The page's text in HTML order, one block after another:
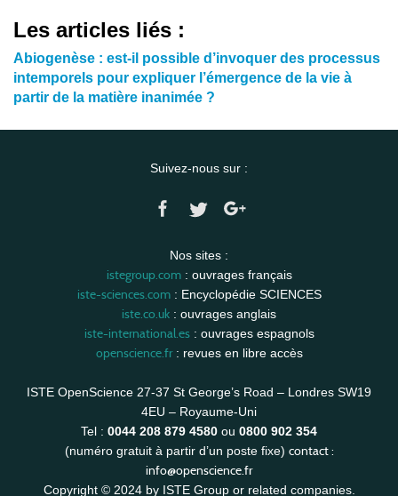
Les articles liés :
Abiogenèse : est-il possible d’invoquer des processus
intemporels pour expliquer l’émergence de la vie à
partir de la matière inanimée ?
Suivez-nous sur :
Nos sites :
istegroup.com: ouvrages français
iste-sciences.com: Encyclopédie SCIENCES
iste.co.uk : ouvrages anglais
iste-international.es: ouvrages espagnols
openscience.fr: revues en libre accès
ISTE OpenScience 27-37 St George’s Road – Londres SW19
4EU – Royaume-Uni
Tel : 0044 208 879 4580 ou 0800 902 354
(numéro gratuit à partir d’un poste fixe) contact :
info@openscience.fr
Copyright © 2024 by ISTE Group or related companies.